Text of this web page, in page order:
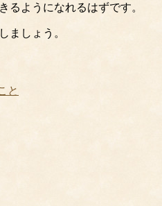
るようになれるはずです。
ましょう。
と